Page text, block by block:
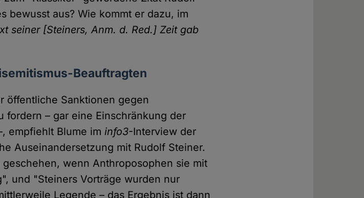
bewusst aus? Wie kommt er dazu, im
seiner [Steiners, Anm. d. Red.] Zeit gab
Beauftragten
öffentliche Sanktionen gegen
fordern – gar eine Einschränkung der
empfiehlt Blume iminfo3-Interview der
Auseinandersetzung mit Rudolf Steiner.
wenn Anthroposophen sie mit
und "Steiners Vorträge wurden nur
Legende – das Ergebnis ist dann